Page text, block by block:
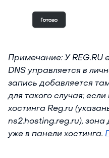
Примечание: У REG.RU
DNS управляется в
запись добавляется
для такого случая;
хостинга Reg.ru
ns2.hosting.reg.ru),
уже в панели хостинга.